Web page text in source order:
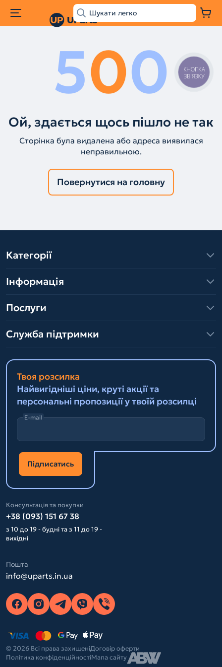
500
Ой, здається щось пішло не так
Сторінка була видалена або адреса виявилася
неправильною.
Повернутися на головну
Категорії
Інформація
Послуги
Служба підтримки
Твоя розсилка
Найвигідніші ціни, круті акції та
персональні пропозиції у твоїй розсилці
E-mail
Підписатись
Консультація та покупки
+38 (093) 151 67 38
з 10 до 19 - будні та з 11 до 19 -
вихідні
Пошта
info@uparts.in.ua
© 2026 Всі права захищеніДоговір оферти
Політика конфіденційностіМапа сайту
КНОПКА
ЗВ'ЯЗКУ